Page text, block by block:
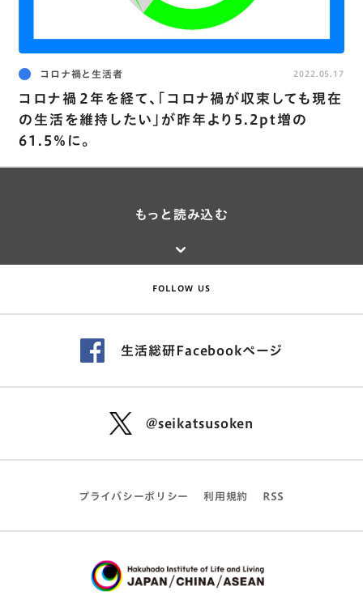
コロナ禍と生活者
コロナ禍２年を経て､｢コロナ禍が収束しても現在
の生活を維持したい｣が昨年より5.2pt増の
61.5％に。
2022.05.17
もっと読み込む
FOLLOW US
生活総研Facebookページ
@seikatsusoken
プライバシーポリシー 利用規約 RSS